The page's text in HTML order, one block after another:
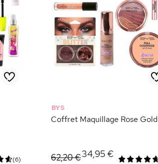
(6)
BYS
Coffret Maquillage Rose Gold
62,20 €34,95 €